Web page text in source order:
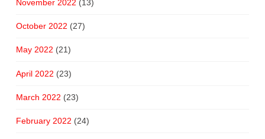
November 2022 (13)
October 2022 (27)
May 2022 (21)
April 2022 (23)
March 2022 (23)
February 2022 (24)